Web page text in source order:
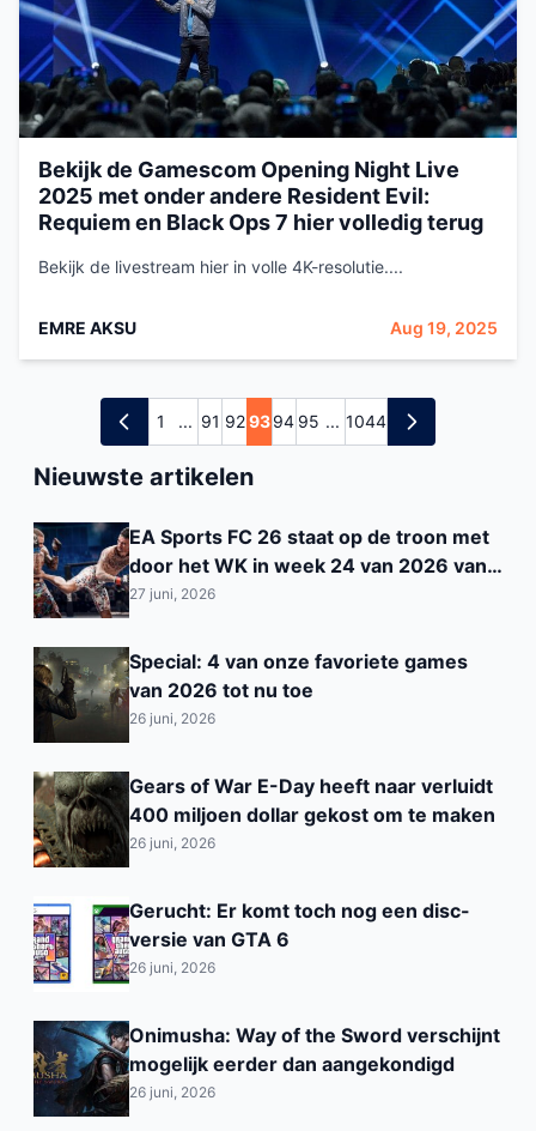
Bekijk de Gamescom Opening Night Live
2025 met onder andere Resident Evil:
Requiem en Black Ops 7 hier volledig terug
Bekijk de livestream hier in volle 4K-resolutie....
EMRE AKSU Aug 19, 2025
1 ... 91 929394 95 ... 1044
Nieuwste artikelen
EA Sports FC 26 staat op de troon met
door het WK in week 24 van 2026 van
België
27 juni, 2026
Special: 4 van onze favoriete games
van 2026 tot nu toe
26 juni, 2026
Gears of War E-Day heeft naar verluidt
400 miljoen dollar gekost om te maken
26 juni, 2026
Gerucht: Er komt toch nog een disc-
versie van GTA 6
26 juni, 2026
Onimusha: Way of the Sword verschijnt
mogelijk eerder dan aangekondigd
26 juni, 2026